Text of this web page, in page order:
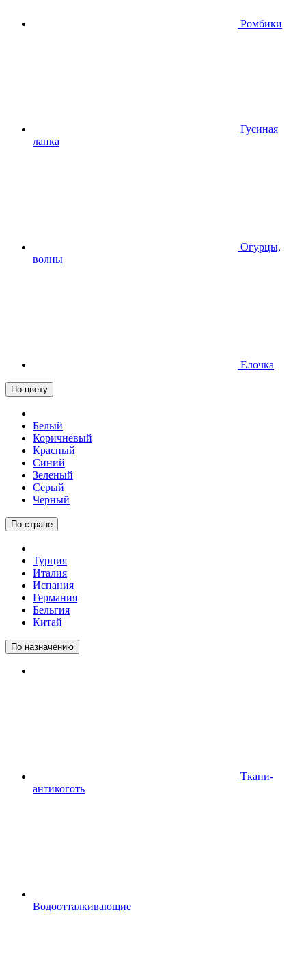
Ромбики
Гусиная
лапка
Огурцы,
волны
Елочка
По цвету
Белый
Коричневый
Красный
Синий
Зеленый
Серый
Черный
По стране
Турция
Италия
Испания
Германия
Бельгия
Китай
По назначению
Ткани-
антикоготь
Водоотталкивающие